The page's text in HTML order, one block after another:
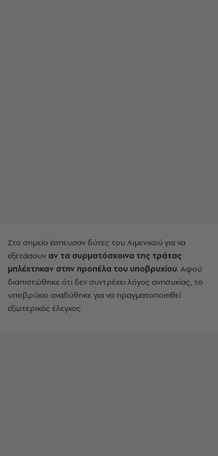
Στο σημείο έσπευσαν δύτες του Λιμενικού για να
εξετάσουν αν τα συρματόσχοινα της τράτας
μπλέχτηκαν στην προπέλα του υποβρυχίου. Αφού
διαπιστώθηκε ότι δεν συντρέχει λόγος ανησυχίας, το
υποβρύχιο αναδύθηκε για να πραγματοποιηθεί
εξωτερικός έλεγχος.